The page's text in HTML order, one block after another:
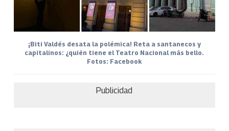
¡Biti Valdés desata la polémica! Reta a santanecos y
capitalinos: ¿quién tiene el Teatro Nacional más bello.
Fotos: Facebook
Publicidad